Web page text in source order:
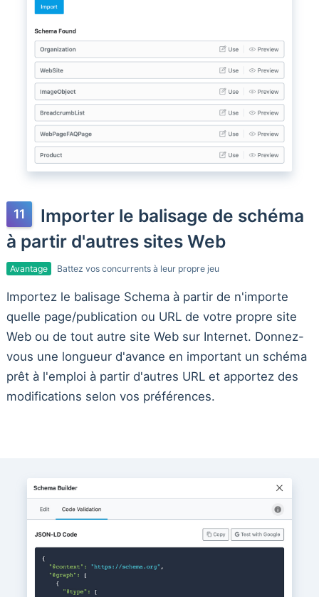
Importer le balisage de schéma
à partir d'autres sites Web
Avantage Battez vos concurrents à leur propre jeu
Importez le balisage Schema à partir de n'importe
quelle page/publication ou URL de votre propre site
Web ou de tout autre site Web sur Internet. Donnez-
vous une longueur d'avance en important un schéma
prêt à l'emploi à partir d'autres URL et apportez des
modifications selon vos préférences.